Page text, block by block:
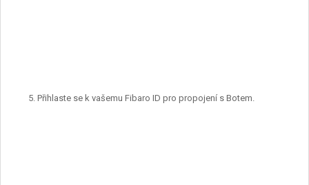
Přihlaste se k vašemu Fibaro ID pro propojení s Botem.